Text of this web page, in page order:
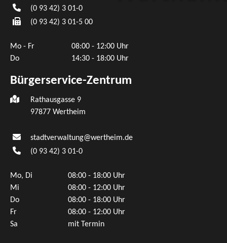
(0 93 42) 3 01-0
(0 93 42) 3 01-5 00
Mo - Fr
08:00 - 12:00 Uhr
Do
14:30 - 18:00 Uhr
Bürgerservice-Zentrum
Rathausgasse 9
97877 Wertheim
stadtverwaltung@wertheim.de
(0 93 42) 3 01-0
Mo, Di
08:00 - 18:00 Uhr
Mi
08:00 - 12:00 Uhr
Do
08:00 - 18:00 Uhr
Fr
08:00 - 12:00 Uhr
Sa
mit Termin